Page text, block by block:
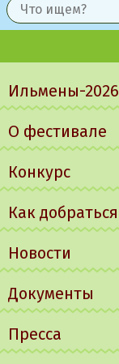
меню
Ильмены-2026
О фестивале
Конкурс
Как добраться
Новости
Документы
Пресса